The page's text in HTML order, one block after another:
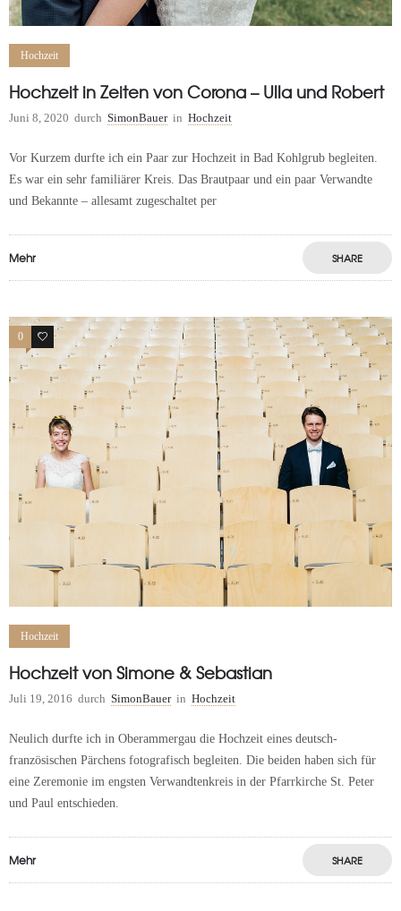
Hochzeit
Hochzeit in Zeiten von Corona – Ulla und Robert
Juni 8, 2020 durch SimonBauer in Hochzeit
Vor Kurzem durfte ich ein Paar zur Hochzeit in Bad Kohlgrub begleiten.
Es war ein sehr familiärer Kreis. Das Brautpaar und ein paar Verwandte
und Bekannte – allesamt zugeschaltet per
Mehr SHARE
0 2
Hochzeit
Hochzeit von Simone & Sebastian
Juli 19, 2016 durch SimonBauer in Hochzeit
Neulich durfte ich in Oberammergau die Hochzeit eines deutsch-
französischen Pärchens fotografisch begleiten. Die beiden haben sich für
eine Zeremonie im engsten Verwandtenkreis in der Pfarrkirche St. Peter
und Paul entschieden.
Mehr SHARE